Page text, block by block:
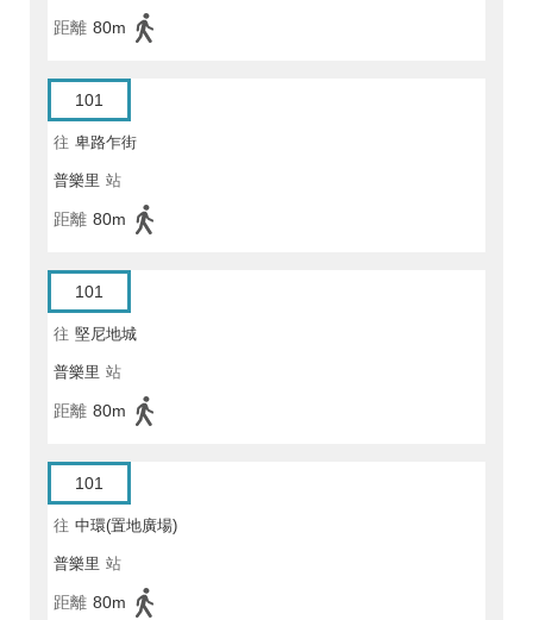
距離 80m
101
往 卑路乍街
普樂里 站
距離 80m
101
往 堅尼地城
普樂里 站
距離 80m
101
往 中環(置地廣場)
普樂里 站
距離 80m